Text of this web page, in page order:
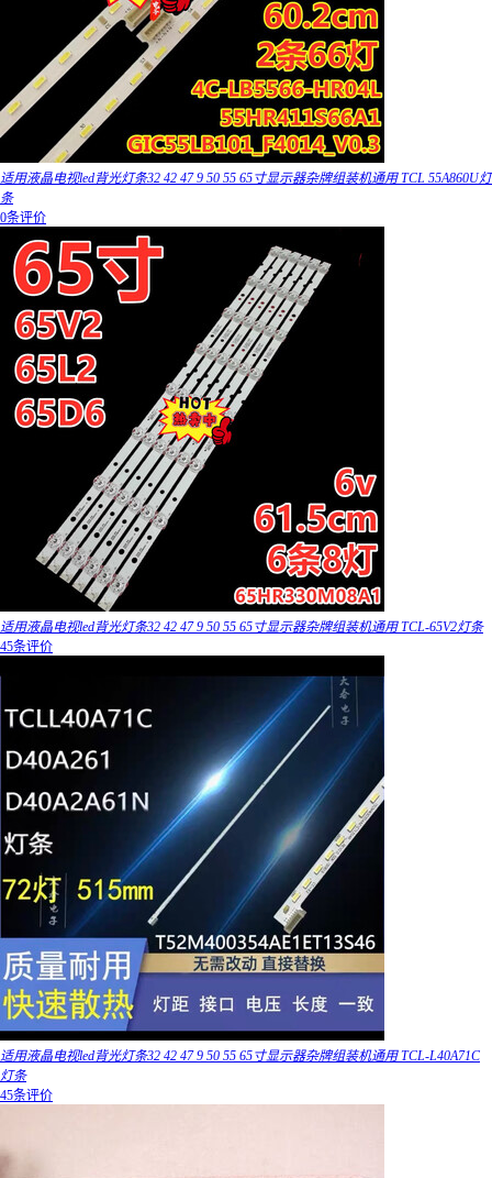
适用液晶电视led背光灯条32 42 47 9 50 55 65寸显示器杂牌组装机通用 TCL 55A860U灯
条
0条评价
适用液晶电视led背光灯条32 42 47 9 50 55 65寸显示器杂牌组装机通用 TCL-65V2灯条
45条评价
适用液晶电视led背光灯条32 42 47 9 50 55 65寸显示器杂牌组装机通用 TCL-L40A71C
灯条
45条评价